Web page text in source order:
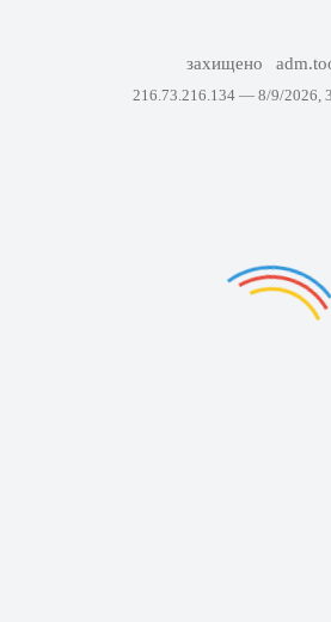
захищено
216.73.216.134 — 8/9/2026,